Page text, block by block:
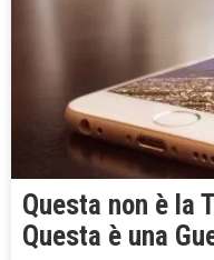
Questa non è la
Questa è una